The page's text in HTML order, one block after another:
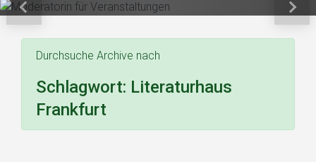
Vorheriger
Durchsuche Archive nach
Schlagwort: Literaturhaus
Frankfurt